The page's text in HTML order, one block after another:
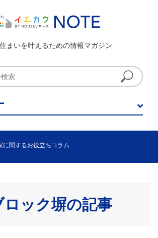
まいを叶えるための情報マガジン
に関するお役立ちコラム
ロック塀の記事